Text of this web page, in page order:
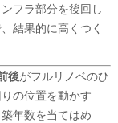
フラ部分を後回し
結果的に高くつく
後がフルリノベのひ
の位置を動かす
年数を当てはめ